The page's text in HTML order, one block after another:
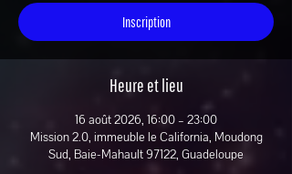
Inscription
Heure et lieu
16 août 2026, 16:00 – 23:00
Mission 2.0, immeuble le California, Moudong
Sud, Baie-Mahault 97122, Guadeloupe